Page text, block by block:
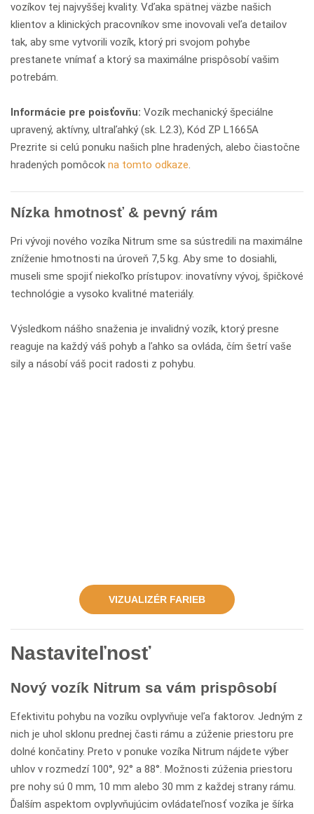
vozíkov tej najvyššej kvality. Vďaka spätnej väzbe našich
klientov a klinických pracovníkov sme inovovali veľa detailov
tak, aby sme vytvorili vozík, ktorý pri svojom pohybe
prestanete vnímať a ktorý sa maximálne prispôsobí vašim
potrebám.
Informácie pre poisťovňu: Vozík mechanický špeciálne
upravený, aktívny, ultraľahký (sk. L2.3), Kód ZP L1665A
Prezrite si celú ponuku našich plne hradených, alebo čiastočne
hradených pomôcok na tomto odkaze.
Nízka hmotnosť & pevný rám
Pri vývoji nového vozíka Nitrum sme sa sústredili na maximálne
zníženie hmotnosti na úroveň 7,5 kg. Aby sme to dosiahli,
museli sme spojiť niekoľko prístupov: inovatívny vývoj, špičkové
technológie a vysoko kvalitné materiály.
Výsledkom nášho snaženia je invalidný vozík, ktorý presne
reaguje na každý váš pohyb a ľahko sa ovláda, čím šetrí vaše
sily a násobí váš pocit radosti z pohybu.
VIZUALIZÉR FARIEB
Nastaviteľnosť
Nový vozík Nitrum sa vám prispôsobí
Efektivitu pohybu na vozíku ovplyvňuje veľa faktorov. Jedným z
nich je uhol sklonu prednej časti rámu a zúženie priestoru pre
dolné končatiny. Preto v ponuke vozíka Nitrum nájdete výber
uhlov v rozmedzí 100°, 92° a 88°. Možnosti zúženia priestoru
pre nohy sú 0 mm, 10 mm alebo 30 mm z každej strany rámu.
Ďalším aspektom ovplyvňujúcim ovládateľnosť vozíka je šírka